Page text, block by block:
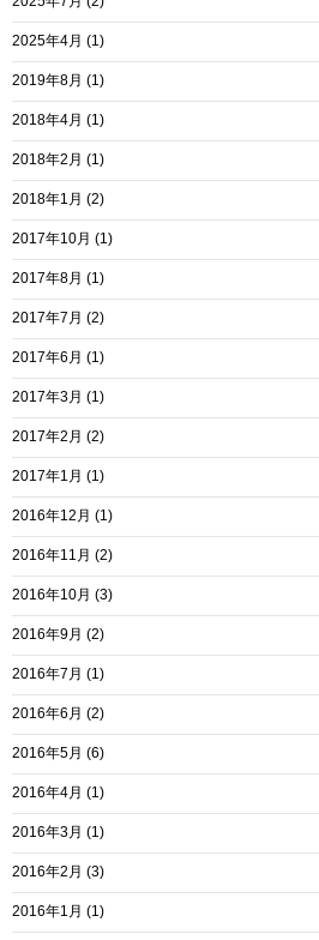
2025年4月 (1)
2019年8月 (1)
2018年4月 (1)
2018年2月 (1)
2018年1月 (2)
2017年10月 (1)
2017年8月 (1)
2017年7月 (2)
2017年6月 (1)
2017年3月 (1)
2017年2月 (2)
2017年1月 (1)
2016年12月 (1)
2016年11月 (2)
2016年10月 (3)
2016年9月 (2)
2016年7月 (1)
2016年6月 (2)
2016年5月 (6)
2016年4月 (1)
2016年3月 (1)
2016年2月 (3)
2016年1月 (1)